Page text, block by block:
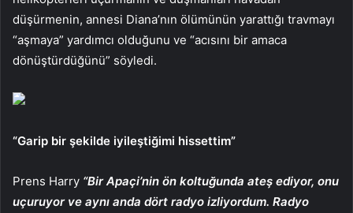
düşürmenin, annesi Diana’nın ölümünün yarattığı travmayı
“aşmaya” yardımcı olduğunu ve “acısını bir amaca
dönüştürdüğünü” söyledi.
“Garip bir şekilde iyileştiğimi hissettim”
Prens Harry “Bir Apaçi’nin ön koltuğunda ateş ediyor, onu
uçuruyor ve aynı anda dört radyo izliyordum. Radyo